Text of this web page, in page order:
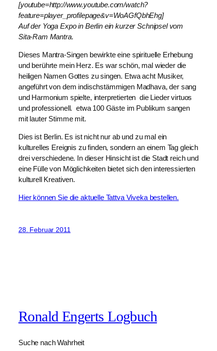
[youtube=http://www.youtube.com/watch?
feature=player_profilepage&v=WoAGfQbhEhg]
Auf der Yoga Expo in Berlin ein kurzer Schnipsel vom
Sita-Ram Mantra.
Dieses Mantra-Singen bewirkte eine spirituelle Erhebung
und berührte mein Herz. Es war schön, mal wieder die
heiligen Namen Gottes zu singen. Etwa acht Musiker,
angeführt von dem indischstämmigen Madhava, der sang
und Harmonium spielte, interpretierten die Lieder virtuos
und professionell. etwa 100 Gäste im Publikum sangen
mit lauter Stimme mit.
Dies ist Berlin. Es ist nicht nur ab und zu mal ein
kulturelles Ereignis zu finden, sondern an einem Tag gleich
drei verschiedene. In dieser Hinsicht ist die Stadt reich und
eine Fülle von Möglichkeiten bietet sich den interessierten
kulturell Kreativen.
Hier können Sie die aktuelle Tattva Viveka bestellen.
28. Februar 2011
Ronald Engerts Logbuch
Suche nach Wahrheit